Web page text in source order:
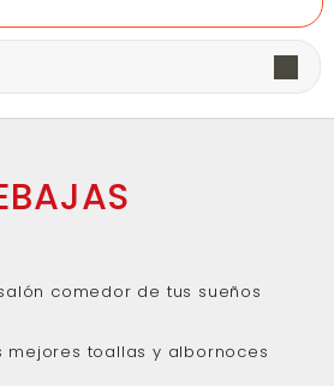
comedor de tus sueños
mejores toallas y albornoces